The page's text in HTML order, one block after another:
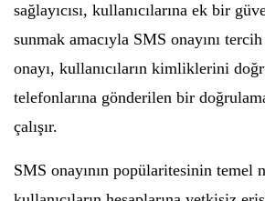
sağlayıcısı, kullanıcılarına ek bir
sunmak amacıyla SMS onayını
onayı, kullanıcıların kimliklerini
telefonlarına gönderilen bir
çalışır.
SMS onayının popülaritesinin temel